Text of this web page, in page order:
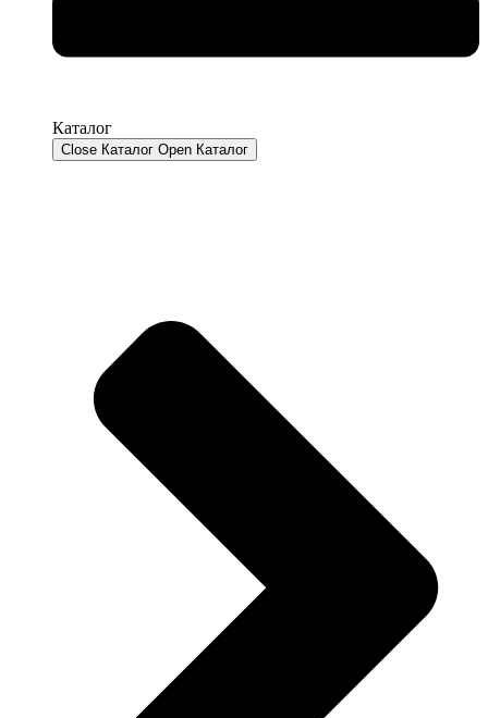
Каталог
Close Каталог Open Каталог